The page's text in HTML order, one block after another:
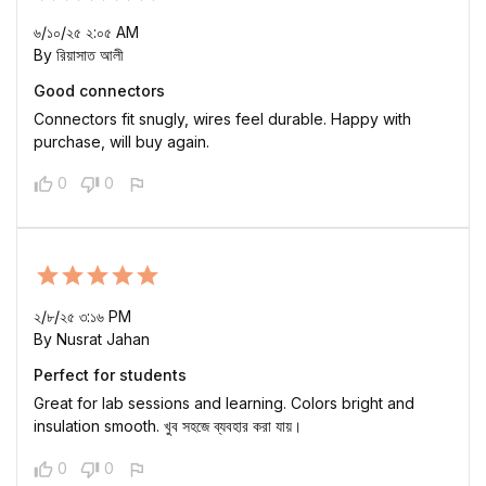
৬/১০/২৫ ২:০৫ AM
By রিয়াসাত আলী
Good connectors
Connectors fit snugly, wires feel durable. Happy with
purchase, will buy again.
0 0
২/৮/২৫ ৩:১৬ PM
By Nusrat Jahan
Perfect for students
Great for lab sessions and learning. Colors bright and
insulation smooth. খুব সহজে ব্যবহার করা যায়।
0 0